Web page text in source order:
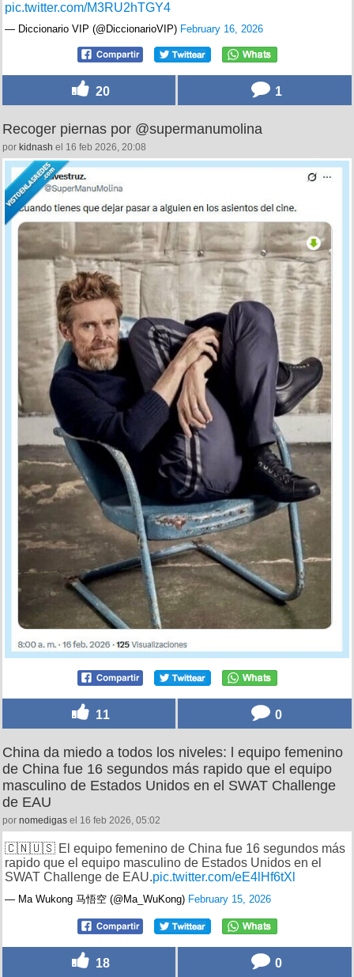
pic.twitter.com/M3RU2hTGY4
— Diccionario VIP (@DiccionarioVIP) February 16, 2026
20 1
Recoger piernas por @supermanumolina
por kidnash el 16 feb 2026, 20:08
11 0
China da miedo a todos los niveles: l equipo femenino
de China fue 16 segundos más rapido que el equipo
masculino de Estados Unidos en el SWAT Challenge
de EAU
por nomedigas el 16 feb 2026, 05:02
🇨🇳🇺🇸 El equipo femenino de China fue 16 segundos más
rapido que el equipo masculino de Estados Unidos en el
SWAT Challenge de EAU.pic.twitter.com/eE4lHf6tXl
— Ma Wukong 马悟空 (@Ma_WuKong) February 15, 2026
18 0